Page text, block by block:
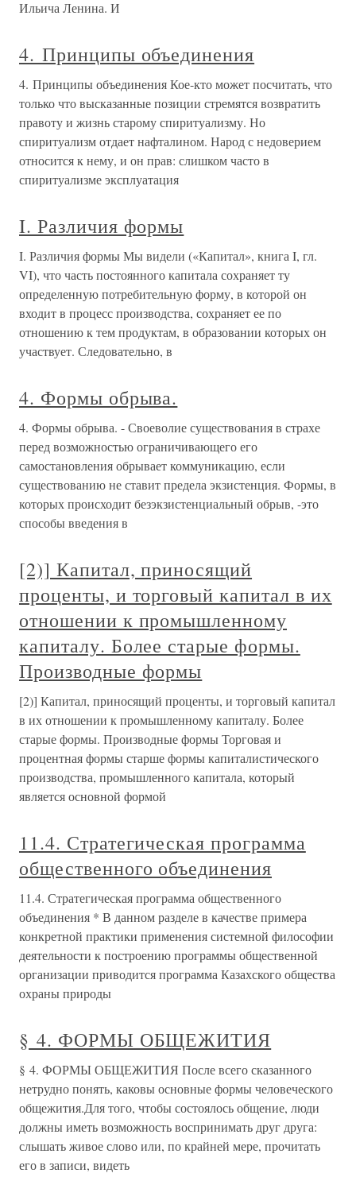
Ильича Ленина. И
4. Принципы объединения
4. Принципы объединения Кое-кто может посчитать, что
только что высказанные позиции стремятся возвратить
правоту и жизнь старому спиритуализму. Но
спиритуализм отдает нафталином. Народ с недоверием
относится к нему, и он прав: слишком часто в
спиритуализме эксплуатация
I. Различия формы
I. Различия формы Мы видели («Капитал», книга I, гл.
VI), что часть постоянного капитала сохраняет ту
определенную потребительную форму, в которой он
входит в процесс производства, сохраняет ее по
отношению к тем продуктам, в образовании которых он
участвует. Следовательно, в
4. Формы обрыва.
4. Формы обрыва. - Своеволие существования в страхе
перед возможностью ограничивающего его
самостановления обрывает коммуникацию, если
существованию не ставит предела экзистенция. Формы, в
которых происходит безэкзистенциальный обрыв, -это
способы введения в
[2)] Капитал, приносящий
проценты, и торговый капитал в их
отношении к промышленному
капиталу. Более старые формы.
Производные формы
[2)] Капитал, приносящий проценты, и торговый капитал
в их отношении к промышленному капиталу. Более
старые формы. Производные формы Торговая и
процентная формы старше формы капиталистического
производства, промышленного капитала, который
является основной формой
11.4. Стратегическая программа
общественного объединения
11.4. Стратегическая программа общественного
объединения * В данном разделе в качестве примера
конкретной практики применения системной философии
деятельности к построению программы общественной
организации приводится программа Казахского общества
охраны природы
§ 4. ФОРМЫ ОБЩЕЖИТИЯ
§ 4. ФОРМЫ ОБЩЕЖИТИЯ После всего сказанного
нетрудно понять, каковы основные формы человеческого
общежития.Для того, чтобы состоялось общение, люди
должны иметь возможность воспринимать друг друга:
слышать живое слово или, по крайней мере, прочитать
его в записи, видеть